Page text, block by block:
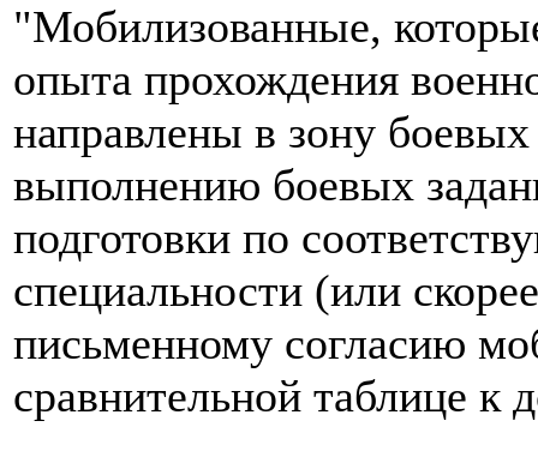
"Мобилизованные,
опыта прохождения
направлены в зону
выполнению боевых
подготовки по
специальности (или
письменному согласию
сравнительной таблице к